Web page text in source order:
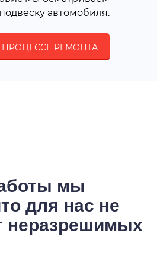
подвеску автомобиля.
ПРОЦЕССЕ РЕМОНТА
мы
для нас не
неразрешимых